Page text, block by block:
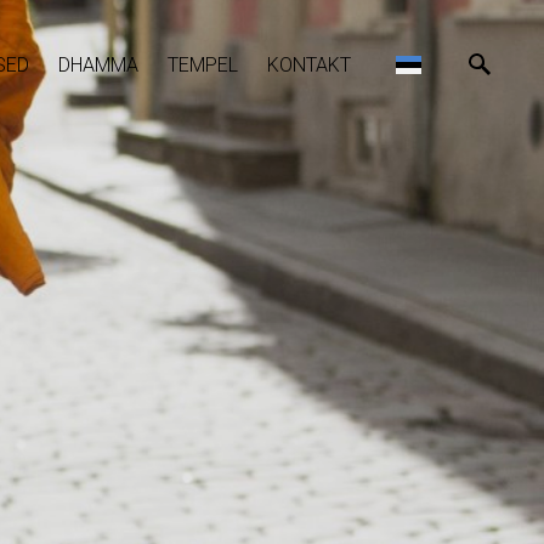
DHAMMA TEMPEL KONTAKT